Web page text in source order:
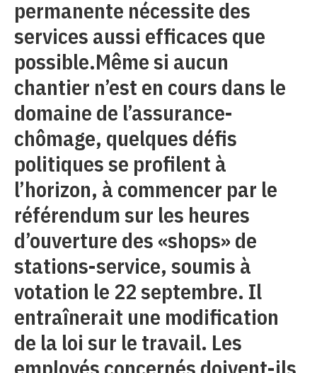
permanente nécessite des
services aussi efficaces que
possible.Même si aucun
chantier n’est en cours dans le
domaine de l’assurance-
chômage, quelques défis
politiques se profilent à
l’horizon, à commencer par le
référendum sur les heures
d’ouverture des «shops» de
stations-service, soumis à
votation le 22 septembre. Il
entraînerait une modification
de la loi sur le travail. Les